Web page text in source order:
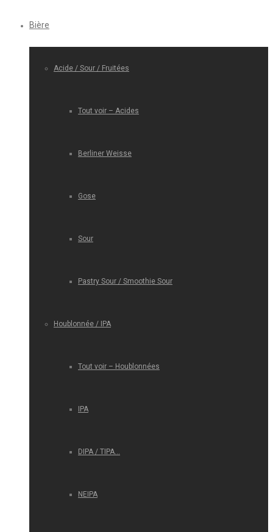
Bière
Acide / Sour / Fruitées
Tout voir – Acides
Berliner Weisse
Gose
Sour
Pastry Sour / Smoothie Sour
Houblonnée / IPA
Tout voir – Houblonnées
IPA
DIPA / TIPA…
NEIPA